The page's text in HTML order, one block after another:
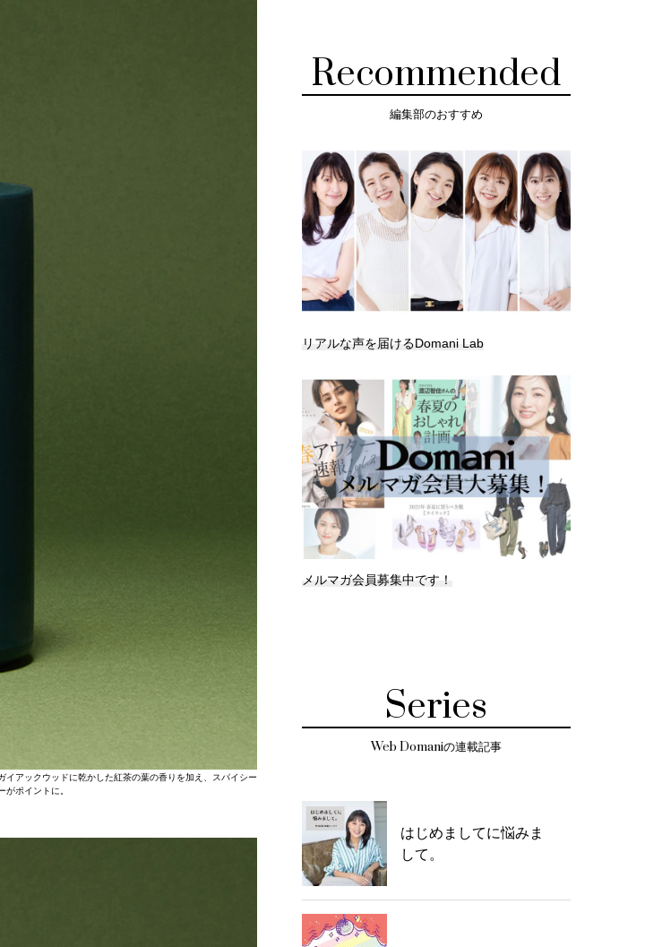
アックウッドに乾かした紅茶の葉の香りを加え、スパイシー
ポイントに。
Recommended
編集部のおすすめ
リアルな声を届けるDomani Lab
メルマガ会員募集中です！
Series
Web Domaniの連載記事
はじめましてに悩みま
して。